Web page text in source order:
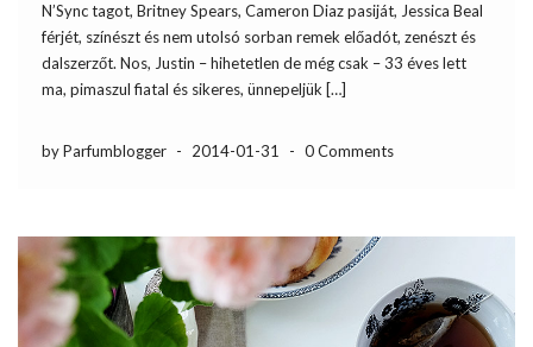
N’Sync tagot, Britney Spears, Cameron Diaz pasiját, Jessica Beal
férjét, színészt és nem utolsó sorban remek előadót, zenészt és
dalszerzőt. Nos, Justin – hihetetlen de még csak – 33 éves lett
ma, pimaszul fiatal és sikeres, ünnepeljük […]
by Parfumblogger - 2014-01-31 - 0 Comments